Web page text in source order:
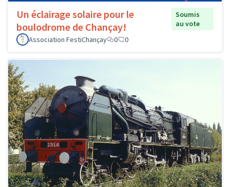
Un éclairage solaire pour le
boulodrome de Chançay!
Soumis
au vote
Association FestiChançay
0 0